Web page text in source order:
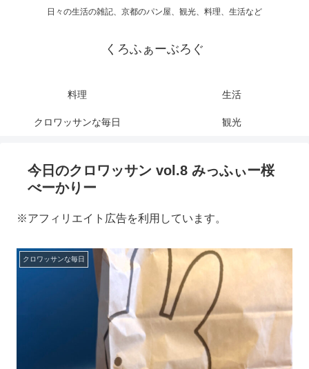
日々の生活の雑記、京都のパン屋、観光、料理、生活など
くろふぁーぶろぐ
料理 生活
クロワッサンな毎日 観光
今日のクロワッサン vol.8 みっふぃー桜
べーかりー
※アフィリエイト広告を利用しています。
クロワッサンな毎日